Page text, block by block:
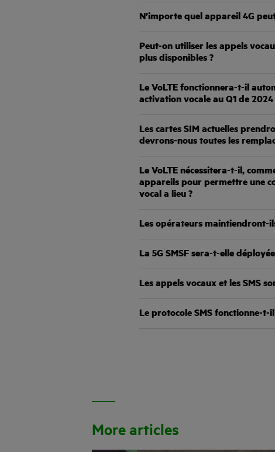
N’importe quel appareil 4G
Peut-on utiliser les appels
plus disponibles ?
Le VoLTE fonctionnera-t-il
activation vocale au Q1 de 2024
Les cartes SIM actuelles
devrons-nous toutes les
Le VoLTE nécessitera-t-il,
appareils pour permettre une
vocal a lieu ?
Les opérateurs maintiendront-
La 5G SMSF sera-t-elle
Les appels vocaux et les SMS
Le protocole SMS fonctionne-t-
More articles